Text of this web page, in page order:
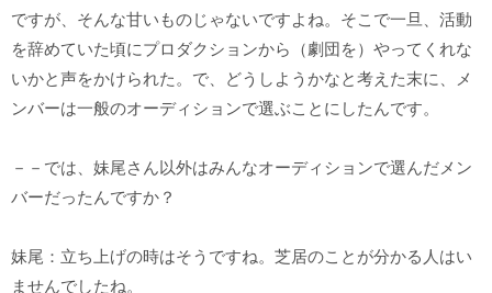
ですが、そんな甘いものじゃないですよね。そこで一旦、活動
を辞めていた頃にプロダクションから（劇団を）やってくれな
いかと声をかけられた。で、どうしようかなと考えた末に、メ
ンバーは一般のオーディションで選ぶことにしたんです。
－－では、妹尾さん以外はみんなオーディションで選んだメン
バーだったんですか？
妹尾：立ち上げの時はそうですね。芝居のことが分かる人はい
ませんでしたね。